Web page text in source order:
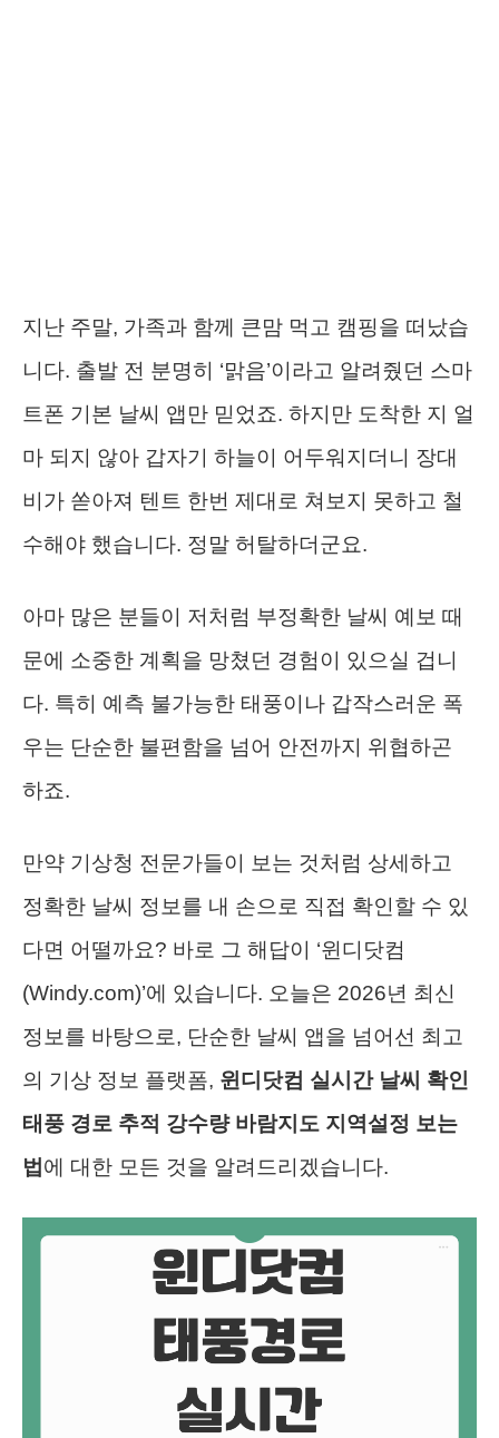
지난 주말, 가족과 함께 큰맘 먹고 캠핑을 떠났습
니다. 출발 전 분명히 ‘맑음’이라고 알려줬던 스마
트폰 기본 날씨 앱만 믿었죠. 하지만 도착한 지 얼
마 되지 않아 갑자기 하늘이 어두워지더니 장대
비가 쏟아져 텐트 한번 제대로 쳐보지 못하고 철
수해야 했습니다. 정말 허탈하더군요.
아마 많은 분들이 저처럼 부정확한 날씨 예보 때
문에 소중한 계획을 망쳤던 경험이 있으실 겁니
다. 특히 예측 불가능한 태풍이나 갑작스러운 폭
우는 단순한 불편함을 넘어 안전까지 위협하곤
하죠.
만약 기상청 전문가들이 보는 것처럼 상세하고
정확한 날씨 정보를 내 손으로 직접 확인할 수 있
다면 어떨까요? 바로 그 해답이 ‘윈디닷컴
(Windy.com)’에 있습니다. 오늘은 2026년 최신
정보를 바탕으로, 단순한 날씨 앱을 넘어선 최고
의 기상 정보 플랫폼, 윈디닷컴 실시간 날씨 확인
태풍 경로 추적 강수량 바람지도 지역설정 보는
법 에 대한 모든 것을 알려드리겠습니다.